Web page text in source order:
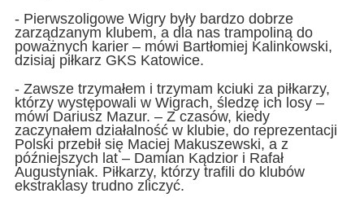
- Pierwszoligowe Wigry były bardzo dobrze
zarządzanym klubem, a dla nas trampoliną do
poważnych karier – mówi Bartłomiej Kalinkowski,
dzisiaj piłkarz GKS Katowice.
- Zawsze trzymałem i trzymam kciuki za piłkarzy,
którzy występowali w Wigrach, śledzę ich losy –
mówi Dariusz Mazur. – Z czasów, kiedy
zaczynałem działalność w klubie, do reprezentacji
Polski przebił się Maciej Makuszewski, a z
późniejszych lat – Damian Kądzior i Rafał
Augustyniak. Piłkarzy, którzy trafili do klubów
ekstraklasy trudno zliczyć.